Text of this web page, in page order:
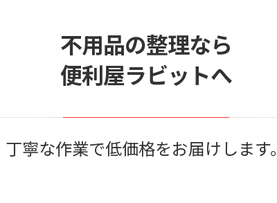
不用品の整理なら
便利屋ラビットへ
丁寧な作業で低価格をお届けします。